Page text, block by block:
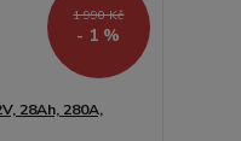
1 990 Kč
- 1 %
28Ah, 280A,